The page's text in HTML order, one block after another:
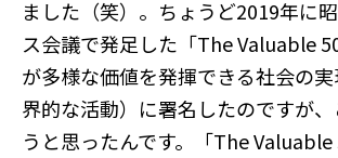
ました（笑）。ちょうど2019年に
ス会議で発足した「The Valuable
が多様な価値を発揮できる社会の
界的な活動）に署名したのですが
うと思ったんです。「The